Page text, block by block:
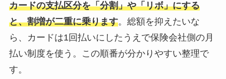
カードの支払区分を「分割」や「リボ」にする
と、割増が二重に乗ります。総額を抑えたいな
ら、カードは1回払いにしたうえで保険会社側の月
払い制度を使う。この順番が分かりやすい整理で
す。